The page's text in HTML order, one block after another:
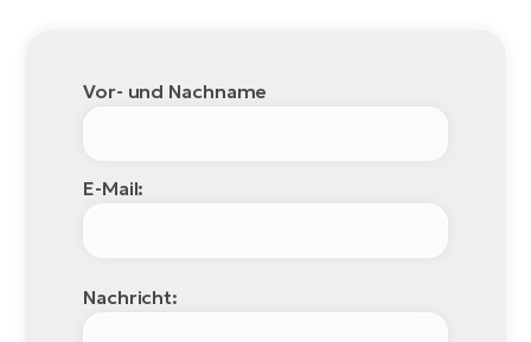
Vor- und Nachname
E-Mail:
Nachricht: